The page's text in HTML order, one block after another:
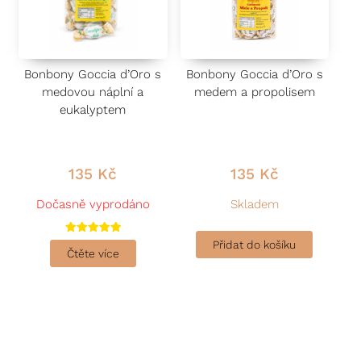
Bonbony Goccia d’Oro s
medovou náplní a
eukalyptem
135 Kč
Dočasně vyprodáno
Hodnocení
5.00
z 5
Čtěte více
Bonbony Goccia d’Oro s
medem a propolisem
135 Kč
Skladem
Přidat do košíku